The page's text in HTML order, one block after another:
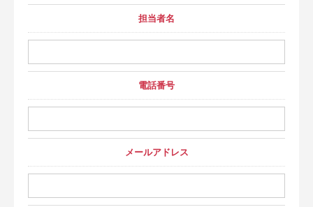
担当者名
電話番号
メールアドレス